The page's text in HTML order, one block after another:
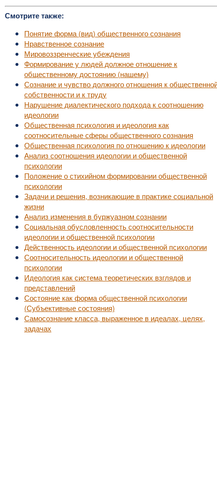
Смотрите также:
Понятие форма (вид) общественного сознания
Нравственное сознание
Мировоззренческие убеждения
Формирование у людей должное отношение к
общественному достоянию (нашему)
Сознание и чувство должного отношения к
собственности и к труду
Нарушение диалектического подхода к соотношению
идеологии
Общественная психология и идеология как
соотносительные сферы общественного сознания
Общественная психология по отношению к идеологии
Анализ соотношения идеологии и общественной
психологии
Положение о стихийном формировании общественной
психологии
Задачи и решения, возникающие в практике социальной
жизни
Анализ изменения в буржуазном сознании
Социальная обусловленность соотносительности
идеологии и общественной психологии
Действенность идеологии и общественной психологии
Соотносительность идеологии и общественной
психологии
Идеология как система теоретических взглядов и
представлений
Состояние как форма общественной психологии
(Субъективные состояния)
Самосознание класса, выраженное в идеалах, целях,
задачах